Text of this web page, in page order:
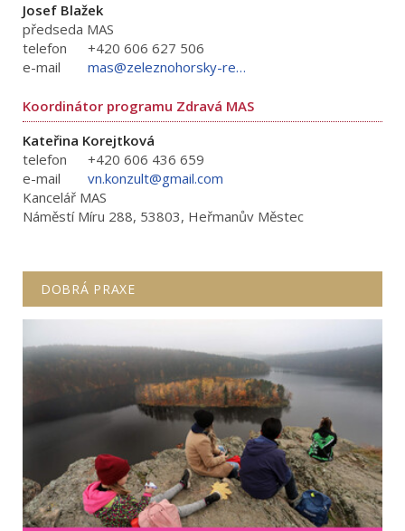
Josef Blažek
předseda MAS
telefon
+420 606 627 506
e-mail
mas@zeleznohorsky-region.cz
Koordinátor programu Zdravá MAS
Kateřina Korejtková
telefon
+420 606 436 659
e-mail
vn.konzult@gmail.com
Kancelář MAS
Náměstí Míru 288, 53803, Heřmanův Městec
DOBRÁ PRAXE